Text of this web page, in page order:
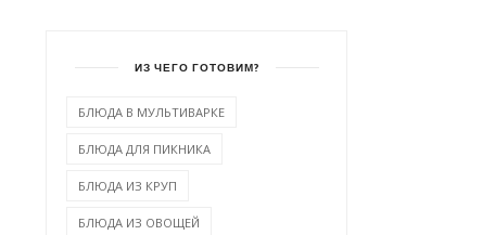
ИЗ ЧЕГО ГОТОВИМ?
БЛЮДА В МУЛЬТИВАРКЕ
БЛЮДА ДЛЯ ПИКНИКА
БЛЮДА ИЗ КРУП
БЛЮДА ИЗ ОВОЩЕЙ